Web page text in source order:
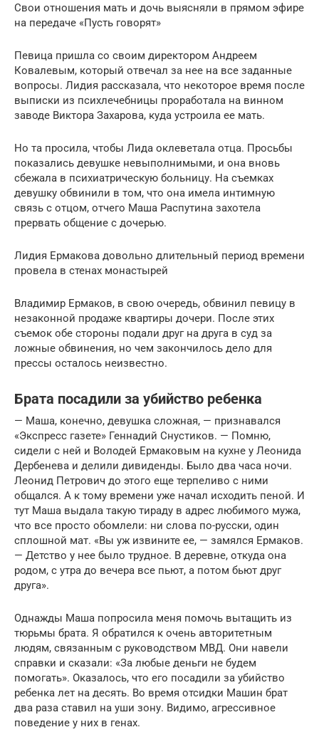
Свои отношения мать и дочь выясняли в прямом эфире
на передаче «Пусть говорят»
Певица пришла со своим директором Андреем
Ковалевым, который отвечал за нее на все заданные
вопросы. Лидия рассказала, что некоторое время после
выписки из психлечебницы проработала на винном
заводе Виктора Захарова, куда устроила ее мать.
Но та просила, чтобы Лида оклеветала отца. Просьбы
показались девушке невыполнимыми, и она вновь
сбежала в психиатрическую больницу. На съемках
девушку обвинили в том, что она имела интимную
связь с отцом, отчего Маша Распутина захотела
прервать общение с дочерью.
Лидия Ермакова довольно длительный период времени
провела в стенах монастырей
Владимир Ермаков, в свою очередь, обвинил певицу в
незаконной продаже квартиры дочери. После этих
съемок обе стороны подали друг на друга в суд за
ложные обвинения, но чем закончилось дело для
прессы осталось неизвестно.
Брата посадили за убийство ребенка
— Маша, конечно, девушка сложная, — признавался
«Экспресс газете» Геннадий Снустиков. — Помню,
сидели с ней и Володей Ермаковым на кухне у Леонида
Дербенева и делили дивиденды. Было два часа ночи.
Леонид Петрович до этого еще терпеливо с ними
общался. А к тому времени уже начал исходить пеной. И
тут Маша выдала такую тираду в адрес любимого мужа,
что все просто обомлели: ни слова по-русски, один
сплошной мат. «Вы уж извините ее, — замялся Ермаков.
— Детство у нее было трудное. В деревне, откуда она
родом, с утра до вечера все пьют, а потом бьют друг
друга».
Однажды Маша попросила меня помочь вытащить из
тюрьмы брата. Я обратился к очень авторитетным
людям, связанным с руководством МВД. Они навели
справки и сказали: «За любые деньги не будем
помогать». Оказалось, что его посадили за убийство
ребенка лет на десять. Во время отсидки Машин брат
два раза ставил на уши зону. Видимо, агрессивное
поведение у них в генах.